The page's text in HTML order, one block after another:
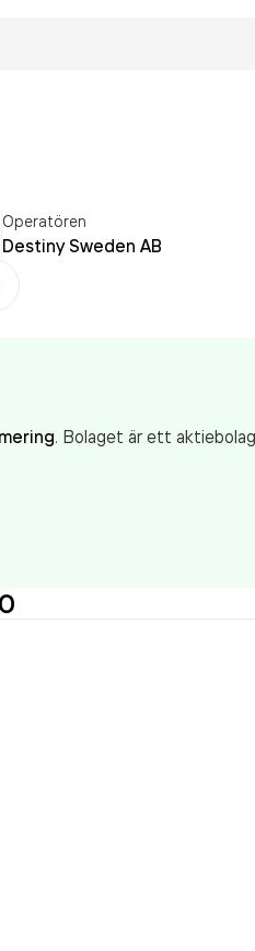
Operatören
Destiny Sweden AB
. Bolaget är ett